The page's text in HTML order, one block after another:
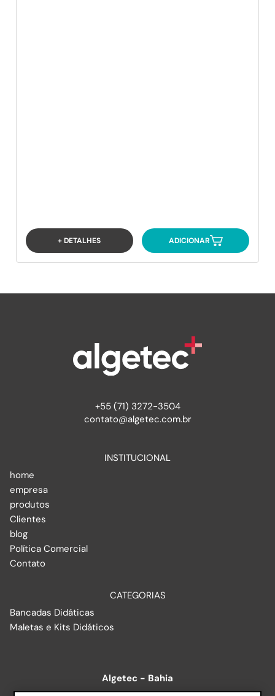
+ DETALHES ADICIONAR
+55 (71) 3272-3504
contato@algetec.com.br
INSTITUCIONAL
home
empresa
produtos
Clientes
blog
Política Comercial
Contato
CATEGORIAS
Bancadas Didáticas
Maletas e Kits Didáticos
Algetec - Bahia